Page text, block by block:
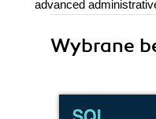
advanced
Wybrane